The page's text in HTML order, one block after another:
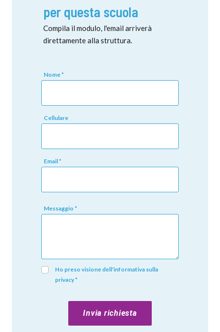
per questa scuola
Compila il modulo, l'email arriverà
direttamente alla struttura.
Nome *
Cellulare
Email *
Messaggio *
Ho preso visione dell'informativa sulla
privacy *
Invia richiesta